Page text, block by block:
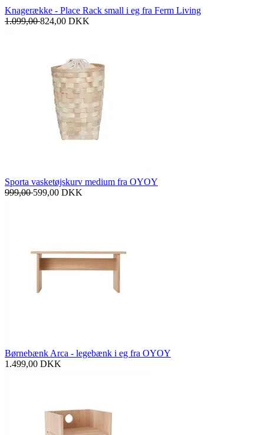
Knagerække - Place Rack small i eg fra Ferm Living
1.099,00824,00 DKK
Sporta vasketøjskurv medium fra OYOY
999,00599,00 DKK
Børnebænk Arca - legebænk i eg fra OYOY
1.499,00 DKK